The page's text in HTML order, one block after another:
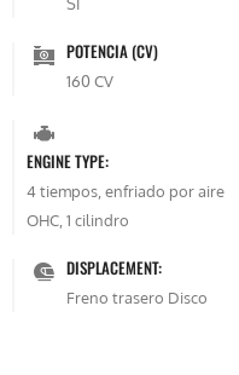
POTENCIA (CV)
160 CV
ENGINE TYPE:
4 tiempos, enfriado por aire
OHC, 1 cilindro
DISPLACEMENT:
Freno trasero Disco